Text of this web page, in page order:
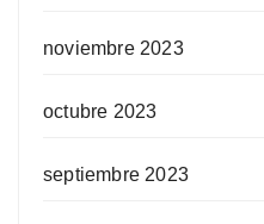
noviembre 2023
octubre 2023
septiembre 2023